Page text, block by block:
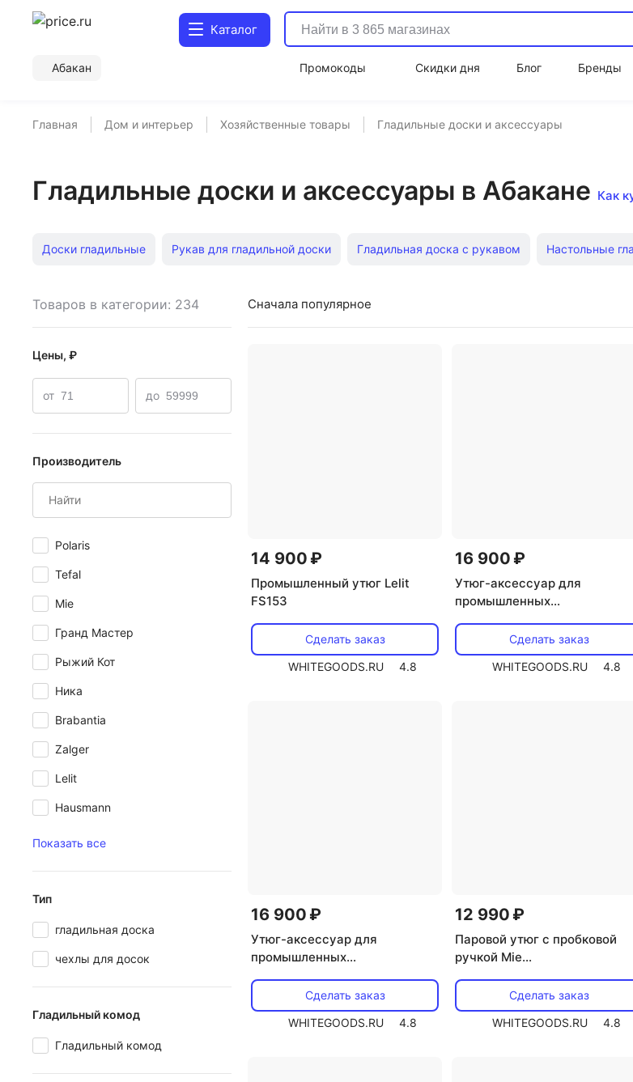
Каталог
Абакан
Промокоды Скидки дня Блог Бренды
Главная Дом и интерьер Хозяйственные товары Гладильные доски и аксессуары
Гладильные доски и аксессуары в Абакане Как
Доски гладильные Рукав для гладильной доски Гладильная доска с рукавом Настольные
Доски гладильные Lelit Доски гладильные Zalger Доски гладильные Sarayli Доски
Товаров в категории: 234
Цены, ₽
от до
Производитель
Polaris
Tefal
Mie
Гранд Мастер
Рыжий Кот
Ника
Brabantia
Zalger
Lelit
Hausmann
Показать все
Тип
гладильная доска
чехлы для досок
Гладильный комод
Гладильный комод
Сначала популярное
14 900 ₽
Промышленный утюг Lelit
FS153
Сделать заказ
WHITEGOODS.RU
4.8
16 900 ₽
Утюг-аксессуар для
промышленных
Сделать заказ
WHITEGOODS.RU
4.8
16 900 ₽
Утюг-аксессуар для
промышленных
Сделать заказ
WHITEGOODS.RU
4.8
12 990 ₽
Паровой утюг с пробковой
ручкой Mie
ova Genius Sistema
Сделать заказ
WHITEGOODS.RU
4.8